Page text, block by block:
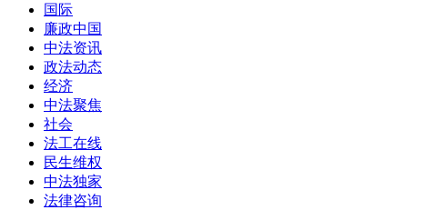
国际
廉政中国
中法资讯
政法动态
经济
中法聚焦
社会
法工在线
民生维权
中法独家
法律咨询